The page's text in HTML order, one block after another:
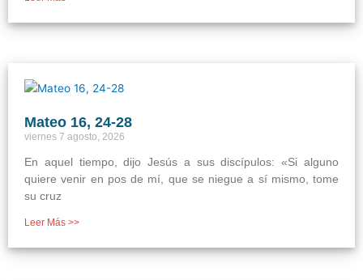
Mateo 16, 24-28
viernes 7 agosto, 2026
En aquel tiempo, dijo Jesús a sus discípulos: «Si alguno
quiere venir en pos de mí, que se niegue a sí mismo, tome
su cruz
Leer Más >>